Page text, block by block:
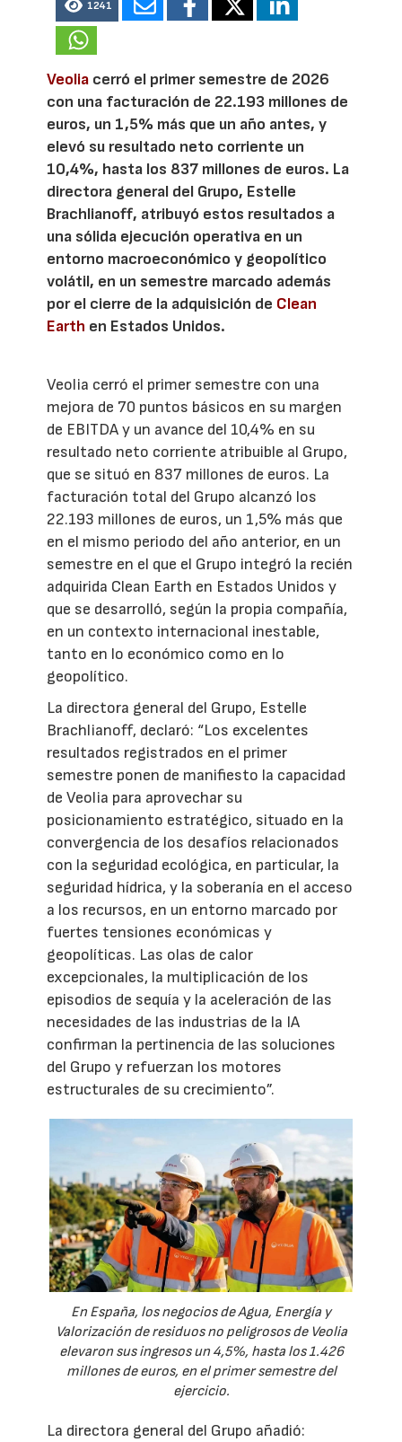
1241
Veolia cerró el primer semestre de 2026
con una facturación de 22.193 millones de
euros, un 1,5% más que un año antes, y
elevó su resultado neto corriente un
10,4%, hasta los 837 millones de euros. La
directora general del Grupo, Estelle
Brachlianoff, atribuyó estos resultados a
una sólida ejecución operativa en un
entorno macroeconómico y geopolítico
volátil, en un semestre marcado además
por el cierre de la adquisición de Clean
Earth en Estados Unidos.
Veolia cerró el primer semestre con una
mejora de 70 puntos básicos en su margen
de EBITDA y un avance del 10,4% en su
resultado neto corriente atribuible al Grupo,
que se situó en 837 millones de euros. La
facturación total del Grupo alcanzó los
22.193 millones de euros, un 1,5% más que
en el mismo periodo del año anterior, en un
semestre en el que el Grupo integró la recién
adquirida Clean Earth en Estados Unidos y
que se desarrolló, según la propia compañía,
en un contexto internacional inestable,
tanto en lo económico como en lo
geopolítico.
La directora general del Grupo, Estelle
Brachlianoff, declaró: “Los excelentes
resultados registrados en el primer
semestre ponen de manifiesto la capacidad
de Veolia para aprovechar su
posicionamiento estratégico, situado en la
convergencia de los desafíos relacionados
con la seguridad ecológica, en particular, la
seguridad hídrica, y la soberanía en el acceso
a los recursos, en un entorno marcado por
fuertes tensiones económicas y
geopolíticas. Las olas de calor
excepcionales, la multiplicación de los
episodios de sequía y la aceleración de las
necesidades de las industrias de la IA
confirman la pertinencia de las soluciones
del Grupo y refuerzan los motores
estructurales de su crecimiento”.
En España, los negocios de Agua, Energía y
Valorización de residuos no peligrosos de Veolia
elevaron sus ingresos un 4,5%, hasta los 1.426
millones de euros, en el primer semestre del
ejercicio.
La directora general del Grupo añadió: